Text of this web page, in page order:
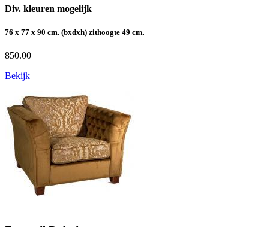
Div. kleuren mogelijk
76 x 77 x 90 cm. (bxdxh) zithoogte 49 cm.
850.00
Bekijk